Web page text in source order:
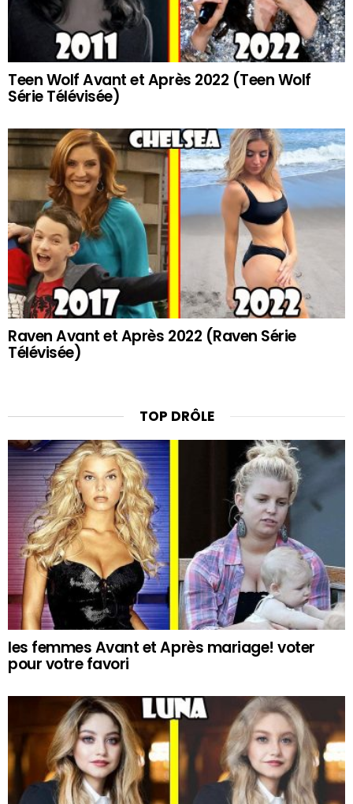
Teen Wolf Avant et Après 2022 (Teen Wolf
Série Télévisée)
Raven Avant et Après 2022 (Raven Série
Télévisée)
TOP DRÔLE
les femmes Avant et Après mariage! voter
pour votre favori